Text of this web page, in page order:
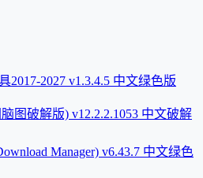
2017-2027 v1.3.4.5 中文绿色版
图破解版) v12.2.2.1053 中文破解
Manager) v6.43.7 中文绿色